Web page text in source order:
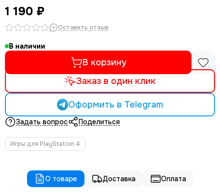
1 190 ₽
Оставить отзыв
В наличии
В корзину
Заказ в один клик
Оформить в Telegram
Задать вопрос Поделиться
Игры для PlayStation 4
О товаре Доставка Оплата